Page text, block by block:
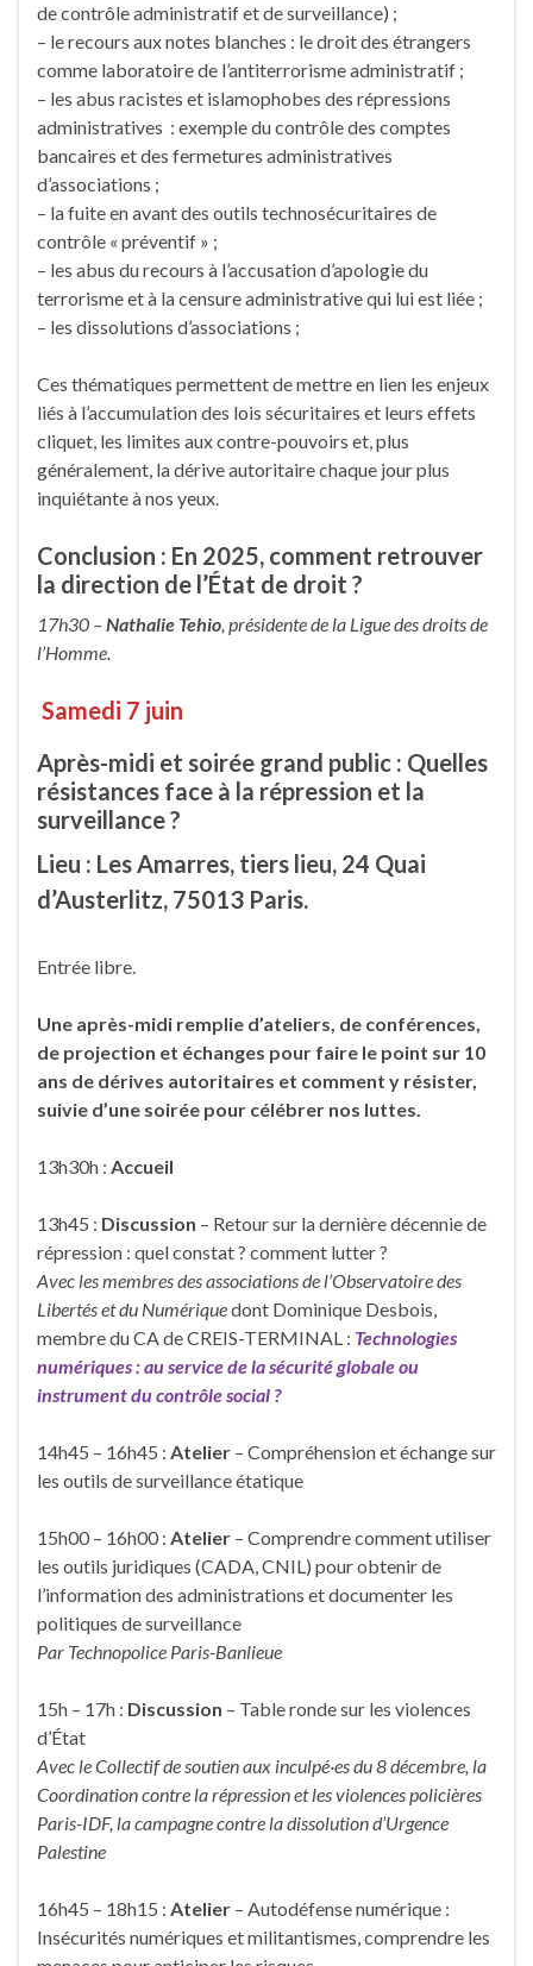
de contrôle administratif et de surveillance) ;
– le recours aux notes blanches : le droit des étrangers
comme laboratoire de l’antiterrorisme administratif ;
– les abus racistes et islamophobes des répressions
administratives : exemple du contrôle des comptes
bancaires et des fermetures administratives
d’associations ;
– la fuite en avant des outils technosécuritaires de
contrôle « préventif » ;
– les abus du recours à l’accusation d’apologie du
terrorisme et à la censure administrative qui lui est liée ;
– les dissolutions d’associations ;
Ces thématiques permettent de mettre en lien les enjeux
liés à l’accumulation des lois sécuritaires et leurs effets
cliquet, les limites aux contre-pouvoirs et, plus
généralement, la dérive autoritaire chaque jour plus
inquiétante à nos yeux.
Conclusion : En 2025, comment retrouver
la direction de l’État de droit ?
17h30 –Nathalie Tehio, présidente de la Ligue des droits de
l’Homme.
Samedi 7 juin
Après-midi et soirée grand public : Quelles
résistances face à la répression et la
surveillance ?
Lieu : Les Amarres, tiers lieu, 24 Quai
d’Austerlitz, 75013 Paris.
Entrée libre.
Une après-midi remplie d’ateliers, de conférences,
de projection et échanges pour faire le point sur 10
ans de dérives autoritaires et comment y résister,
suivie d’une soirée pour célébrer nos luttes.
13h30h : Accueil
13h45 : Discussion – Retour sur la dernière décennie de
répression : quel constat ? comment lutter ?
Avec les membres des associations de l’Observatoire des
Libertés et du Numériquedont Dominique Desbois,
membre du CA de CREIS-TERMINAL : Technologies
numériques : au service de la sécurité globale ou
instrument ducontrôle social ?
14h45 – 16h45 : Atelier – Compréhension et échange sur
les outils de surveillance étatique
15h00 – 16h00 : Atelier – Comprendre comment utiliser
les outils juridiques (CADA, CNIL) pour obtenir de
l’information des administrations et documenter les
politiques de surveillance
Par Technopolice Paris-Banlieue
15h – 17h : Discussion – Table ronde sur les violences
d’État
Avec le Collectif de soutien aux inculpé·es du 8 décembre, la
Coordination contre la répression et les violences policières
Paris-IDF, la campagne contre la dissolution d’Urgence
Palestine
16h45 – 18h15 : Atelier – Autodéfense numérique :
Insécurités numériques et militantismes, comprendre les